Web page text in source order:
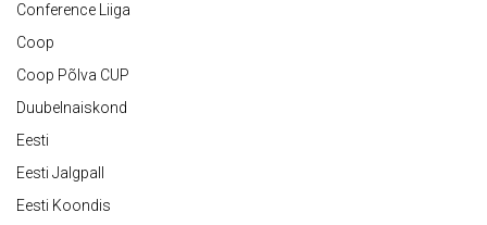
Conference Liiga
Coop
Coop Põlva CUP
Duubelnaiskond
Eesti
Eesti Jalgpall
Eesti Koondis